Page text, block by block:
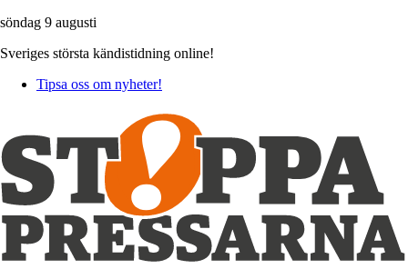
söndag 9 augusti
Sveriges största kändistidning online!
Tipsa oss om nyheter!